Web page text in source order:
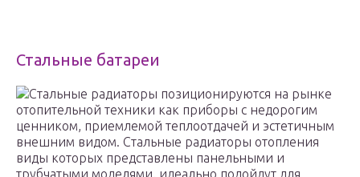
Стальные батареи
Стальные радиаторы позиционируются на рынке
отопительной техники как приборы с недорогим
ценником, приемлемой теплоотдачей и эстетичным
внешним видом. Стальные радиаторы отопления
виды которых представлены панельными и
трубчатыми моделями, идеально подойдут для